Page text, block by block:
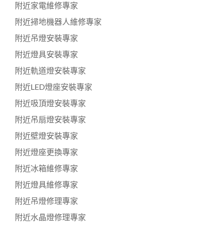
附近家電維修專家
附近掃地機器人維修專家
附近吊燈安裝專家
附近燈具安裝專家
附近軌道燈安裝專家
附近LED燈座安裝專家
附近吸頂燈安裝專家
附近吊扇燈安裝專家
附近壁燈安裝專家
附近燈座更換專家
附近冰箱維修專家
附近燈具維修專家
附近吊燈修理專家
附近水晶燈修理專家